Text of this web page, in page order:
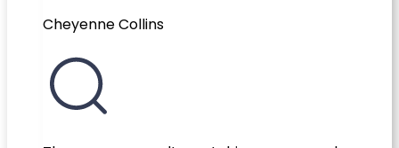
Cheyenne Collins